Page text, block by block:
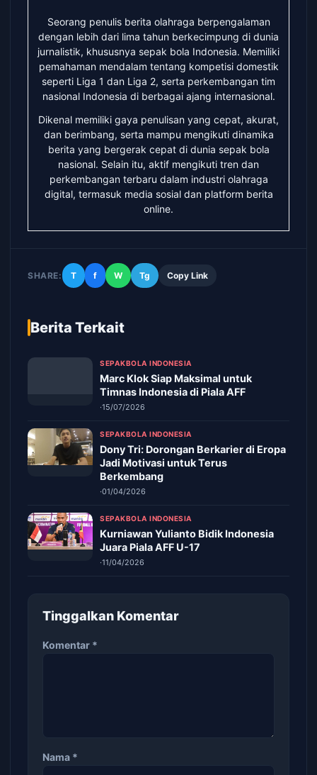
Seorang penulis berita olahraga berpengalaman
dengan lebih dari lima tahun berkecimpung di dunia
jurnalistik, khususnya sepak bola Indonesia. Memiliki
pemahaman mendalam tentang kompetisi domestik
seperti Liga 1 dan Liga 2, serta perkembangan tim
nasional Indonesia di berbagai ajang internasional.
Dikenal memiliki gaya penulisan yang cepat, akurat,
dan berimbang, serta mampu mengikuti dinamika
berita yang bergerak cepat di dunia sepak bola
nasional. Selain itu, aktif mengikuti tren dan
perkembangan terbaru dalam industri olahraga
digital, termasuk media sosial dan platform berita
online.
SHARE: T f W Tg Copy Link
Berita Terkait
SEPAKBOLA INDONESIA
Marc Klok Siap Maksimal untuk
Timnas Indonesia di Piala AFF
·15/07/2026
SEPAKBOLA INDONESIA
Dony Tri: Dorongan Berkarier di Eropa
Jadi Motivasi untuk Terus
Berkembang
·01/04/2026
SEPAKBOLA INDONESIA
Kurniawan Yulianto Bidik Indonesia
Juara Piala AFF U-17
·11/04/2026
Tinggalkan Komentar
Komentar *
Nama *